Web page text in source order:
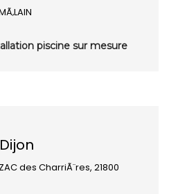
piscine sur mesure
des CharriÃ¨res, 21800